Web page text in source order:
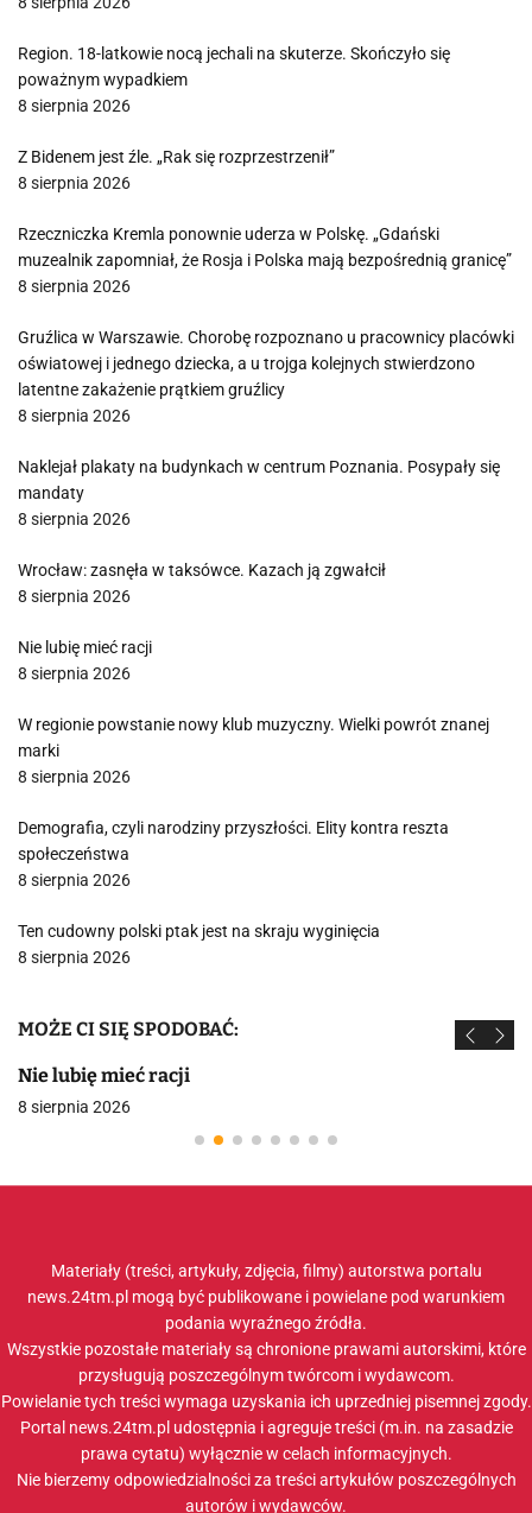
Region. 18-latkowie nocą jechali na skuterze. Skończyło się
poważnym wypadkiem
8 sierpnia 2026
Z Bidenem jest źle. „Rak się rozprzestrzenił”
8 sierpnia 2026
Rzeczniczka Kremla ponownie uderza w Polskę. „Gdański
muzealnik zapomniał, że Rosja i Polska mają bezpośrednią granicę”
8 sierpnia 2026
Gruźlica w Warszawie. Chorobę rozpoznano u pracownicy placówki
oświatowej i jednego dziecka, a u trojga kolejnych stwierdzono
latentne zakażenie prątkiem gruźlicy
8 sierpnia 2026
Naklejał plakaty na budynkach w centrum Poznania. Posypały się
mandaty
8 sierpnia 2026
Wrocław: zasnęła w taksówce. Kazach ją zgwałcił
8 sierpnia 2026
Nie lubię mieć racji
8 sierpnia 2026
W regionie powstanie nowy klub muzyczny. Wielki powrót znanej
marki
8 sierpnia 2026
Demografia, czyli narodziny przyszłości. Elity kontra reszta
społeczeństwa
8 sierpnia 2026
Ten cudowny polski ptak jest na skraju wyginięcia
8 sierpnia 2026
MOŻE CI SIĘ SPODOBAĆ:
Nie lubię mieć racji
8 sierpnia 2026
Materiały (treści, artykuły, zdjęcia, filmy) autorstwa portalu
news.24tm.pl mogą być publikowane i powielane pod warunkiem
podania wyraźnego źródła.
Wszystkie pozostałe materiały są chronione prawami autorskimi, które
przysługują poszczególnym twórcom i wydawcom.
Powielanie tych treści wymaga uzyskania ich uprzedniej pisemnej zgody.
Portal news.24tm.pl udostępnia i agreguje treści (m.in. na zasadzie
prawa cytatu) wyłącznie w celach informacyjnych.
Nie bierzemy odpowiedzialności za treści artykułów poszczególnych
autorów i wydawców.